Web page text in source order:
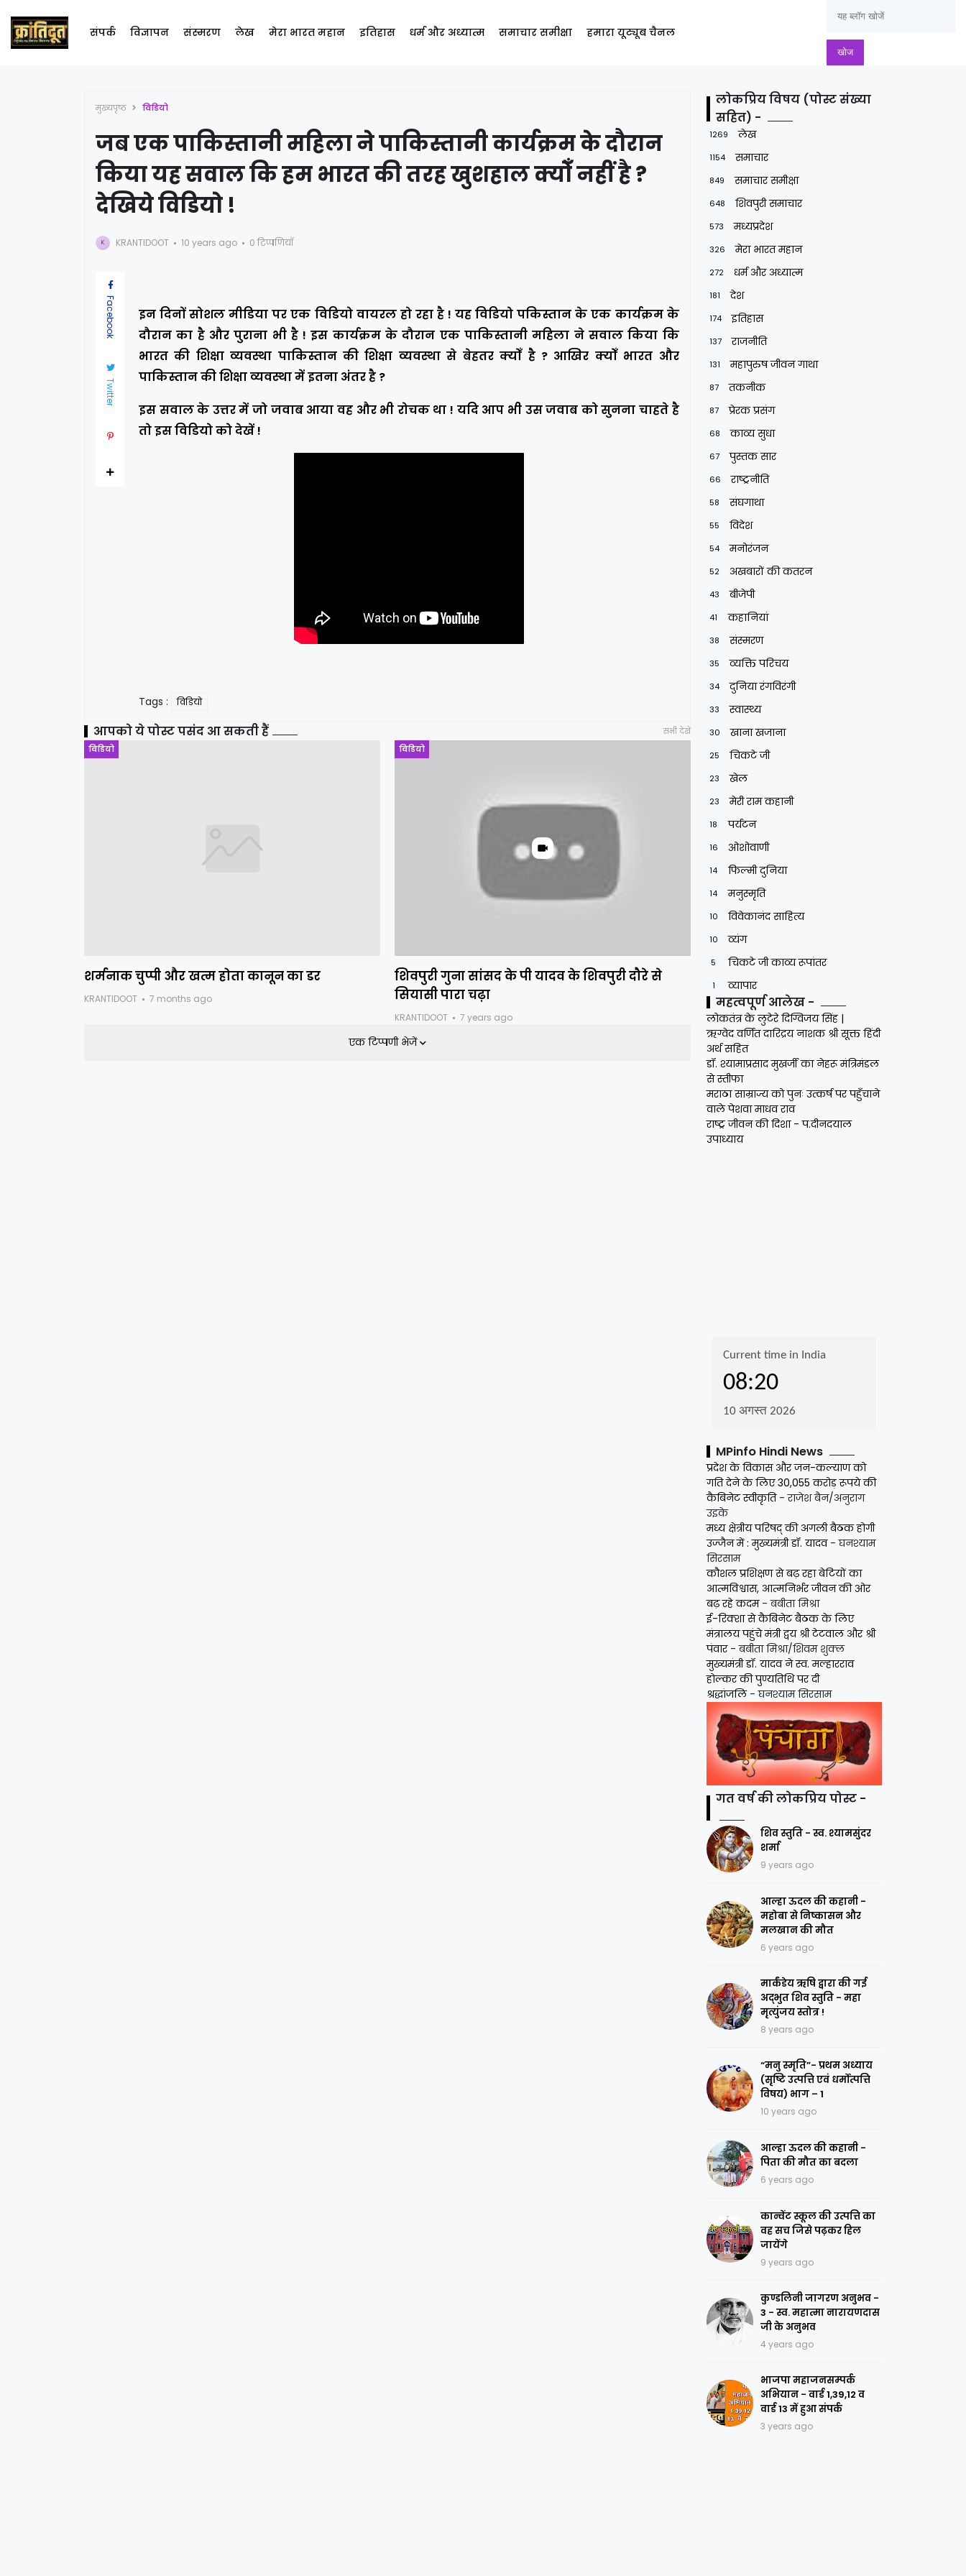
संपर्क विज्ञापन संस्मरण लेख मेरा भारत महान इतिहास धर्म और अध्यात्म समाचार समीक्षा हमारा यूट्यूब चैनल
मुख्यपृष्ठ विडियो
जब एक पाकिस्तानी महिला ने पाकिस्तानी कार्यक्रम के दौरान
किया यह सवाल कि हम भारत की तरह खुशहाल क्योँ नहीं है ?
देखिये विडियो !
K KRANTIDOOT 10 years ago 0 टिप्पणियाँ
इन दिनों सोशल मीडिया पर एक विडियो वायरल हो रहा है ! यह विडियो पकिस्तान के एक कार्यक्रम के
दौरान का है और पुराना भी है ! इस कार्यक्रम के दौरान एक पाकिस्तानी महिला ने सवाल किया कि
भारत की शिक्षा व्यवस्था पाकिस्तान की शिक्षा व्यवस्था से बेहतर क्योँ है ? आखिर क्योँ भारत और
पाकिस्तान की शिक्षा व्यवस्था में इतना अंतर है ?
इस सवाल के उत्तर में जो जवाब आया वह और भी रोचक था ! यदि आप भी उस जवाब को सुनना चाहते है
तो इस विडियो को देखें !
Tags : विडियो
Facebook
Twitter
आपको ये पोस्ट पसंद आ सकती हैं सभी देखें
विडियो
शर्मनाक चुप्पी और खत्म होता कानून का डर
KRANTIDOOT 7 months ago
विडियो
शिवपुरी गुना सांसद के पी यादव के शिवपुरी दौरे से
सियासी पारा चढ़ा
KRANTIDOOT 7 years ago
एक टिप्पणी भेजें
लोकप्रिय विषय (पोस्ट संख्या
सहित) -
1269 लेख
1154 समाचार
849 समाचार समीक्षा
648 शिवपुरी समाचार
573 मध्यप्रदेश
326 मेरा भारत महान
272 धर्म और अध्यात्म
181 देश
174 इतिहास
137 राजनीति
131 महापुरुष जीवन गाथा
87 तकनीक
87 प्रेरक प्रसंग
68 काव्य सुधा
67 पुस्तक सार
66 राष्ट्रनीति
58 संघगाथा
55 विदेश
54 मनोरंजन
52 अखबारों की कतरन
43 बीजेपी
41 कहानियां
38 संस्मरण
35 व्यक्ति परिचय
34 दुनिया रंगविरंगी
33 स्वास्थ्य
30 खाना खजाना
25 चिकटे जी
23 खेल
23 मेरी राम कहानी
18 पर्यटन
16 ओशोवाणी
14 फिल्मी दुनिया
14 मनुस्मृति
10 विवेकानंद साहित्य
10 व्यंग
5 चिकटे जी काव्य रूपांतर
1 व्यापार
महत्वपूर्ण आलेख -
लोकतंत्र के लुटेरे दिग्विजय सिंह |
ऋग्वेद वर्णित दारिद्रय नाशक श्री सूक्त हिंदी
अर्थ सहित
डॉ. श्यामाप्रसाद मुखर्जी का नेहरू मंत्रिमंडल
से स्तीफा
मराठा साम्राज्य को पुनः उत्कर्ष पर पहुँचाने
वाले पेशवा माधव राव
राष्ट्र जीवन की दिशा - प.दीनदयाल
उपाध्याय
MPinfo Hindi News
प्रदेश के विकास और जन-कल्याण को
गति देने के लिए 30,055 करोड़ रूपये की
कैबिनेट स्वीकृति- राजेश बैन/अनुराग
उइके
मध्य क्षेत्रीय परिषद् की अगली बैठक होगी
उज्जैन में : मुख्यमंत्री डॉ. यादव- घनश्याम
सिरसाम
कौशल प्रशिक्षण से बढ़ रहा बेटियों का
आत्मविश्वास, आत्मनिर्भर जीवन की ओर
बढ़ रहे कदम- बबीता मिश्रा
ई-रिक्शा से कैबिनेट बैठक के लिए
मंत्रालय पहुंचे मंत्री द्वय श्री टेटवाल और श्री
पंवार- बबीता मिश्रा/शिवम शुक्ल
मुख्यमंत्री डॉ. यादव ने स्व. मल्हारराव
होल्कर की पुण्यतिथि पर दी
श्रद्धांजलि- घनश्याम सिरसाम
गत वर्ष की लोकप्रिय पोस्ट -
शिव स्तुति - स्व. श्यामसुंदर
शर्मा
9 years ago
आल्हा ऊदल की कहानी -
महोबा से निष्कासन और
मलखान की मौत
6 years ago
मार्कंडेय ऋषि द्वारा की गई
अद्भुत शिव स्तुति - महा
मृत्युंजय स्तोत्र !
8 years ago
“मनु स्मृति”- प्रथम अध्याय
(सृष्टि उत्पत्ति एवं धर्मोत्पत्ति
विषय) भाग – 1
10 years ago
आल्हा ऊदल की कहानी -
पिता की मौत का बदला
6 years ago
कान्वेंट स्कूल की उत्पत्ति का
वह सच जिसे पढ़कर हिल
जायेंगे
9 years ago
कुण्डलिनी जागरण अनुभव -
3 - स्व. महात्मा नारायणदास
जी के अनुभव
4 years ago
भाजपा महाजनसम्पर्क
अभियान - वार्ड 1,39,12 व
वार्ड 13 में हुआ संपर्क
3 years ago